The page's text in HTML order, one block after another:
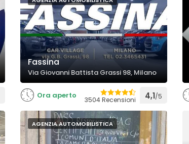
Fassina
Via Giovanni Battista Grassi 98, Milano
Ora aperto 3504 Recensioni 4,1/5
AGENZIA AUTOMOBILISTICA